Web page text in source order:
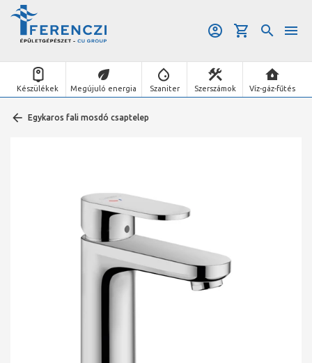
Készülékek Megújuló energia Szaniter Szerszámok Víz-gáz-fűtés
Egykaros fali mosdó csaptelep